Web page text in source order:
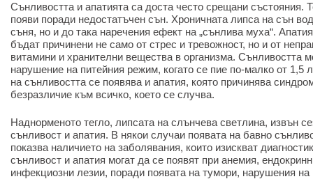
Сънливостта и апатията са доста често срещани състояния.
появи поради недостатъчен сън. Хроничната липса на сън
съня, но и до така наречения ефект на „сънлива муха“.
бъдат причинени не само от стрес и тревожност, но и от
витамини и хранителни вещества в организма. Сънливостта
нарушение на питейния режим, когато се пие по-малко от 1,5
на сънливостта се появява и апатия, която причинява
безразличие към всичко, което се случва.
Наднорменото тегло, липсата на слънчева светлина, извън
сънливост и апатия. В някои случаи появата на бавно
показва наличието на заболявания, които изискват
сънливост и апатия могат да се появят при анемия,
инфекциозни лезии, поради появата на тумори, нарушения на